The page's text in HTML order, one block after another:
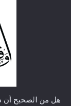
رأيٌ في لغة المسيح
هل من الصحيح أن